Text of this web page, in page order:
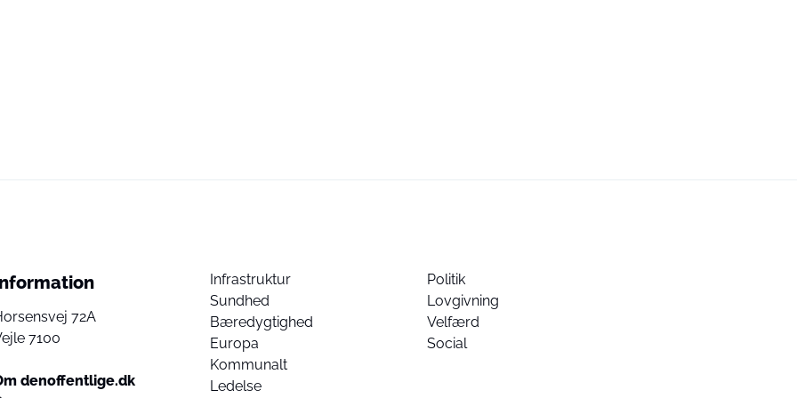
72A
7100
denoffentlige.dk
Infrastruktur
Sundhed
Bæredygtighed
Europa
Kommunalt
Ledelse
Politik
Lovgivning
Velfærd
Social